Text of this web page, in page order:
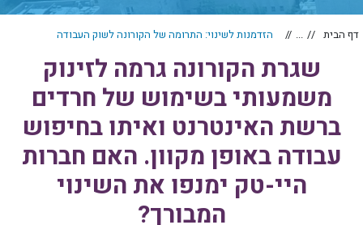
דף הבית ... הזדמנות לשינוי: התרומה של הקורונה לשוק העבודה
שגרת הקורונה גרמה לזינוק
משמעותי בשימוש של חרדים
ברשת האינטרנט ואיתו בחיפוש
עבודה באופן מקוון. האם חברות
היי-טק ימנפו את השינוי
המבורך?